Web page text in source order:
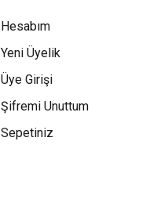
Hesabım
Yeni Üyelik
Üye Girişi
Şifremi Unuttum
Sepetiniz